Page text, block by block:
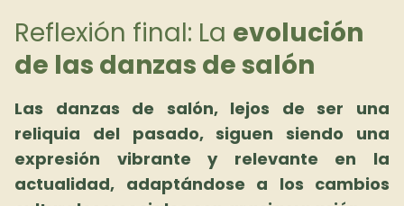
Reflexión final: La evolución
de las danzas de salón
Las danzas de salón, lejos de ser una
reliquia del pasado, siguen siendo una
expresión vibrante y relevante en la
actualidad, adaptándose a los cambios